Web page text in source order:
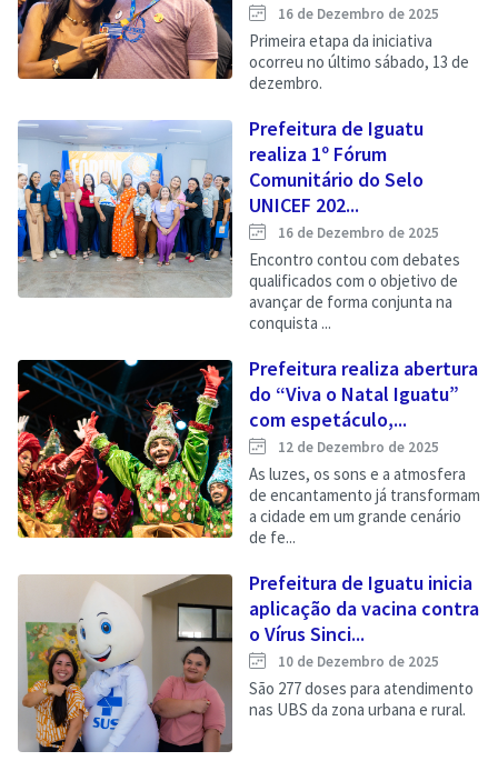
16 de Dezembro de 2025
Primeira etapa da iniciativa
ocorreu no último sábado, 13 de
dezembro.
Prefeitura de Iguatu
realiza 1º Fórum
Comunitário do Selo
UNICEF 202...
16 de Dezembro de 2025
Encontro contou com debates
qualificados com o objetivo de
avançar de forma conjunta na
conquista ...
Prefeitura realiza abertura
do “Viva o Natal Iguatu”
com espetáculo,...
12 de Dezembro de 2025
As luzes, os sons e a atmosfera
de encantamento já transformam
a cidade em um grande cenário
de fe...
Prefeitura de Iguatu inicia
aplicação da vacina contra
o Vírus Sinci...
10 de Dezembro de 2025
São 277 doses para atendimento
nas UBS da zona urbana e rural.